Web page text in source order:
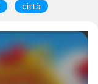
città